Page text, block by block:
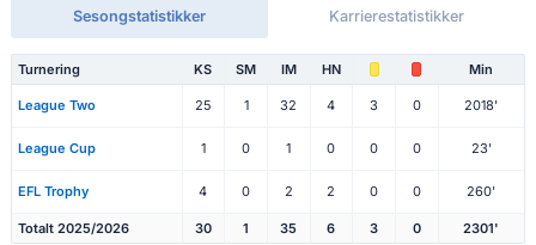
Sesongstatistikker Karrierestatistikker
Turnering KS SM IM HN Min
League Two 25 1 32 4 3 0 2018'
League Cup 1 0 1 0 0 0 23'
EFL Trophy 4 0 2 2 0 0 260'
Totalt 2025/2026 30 1 35 6 3 0 2301'